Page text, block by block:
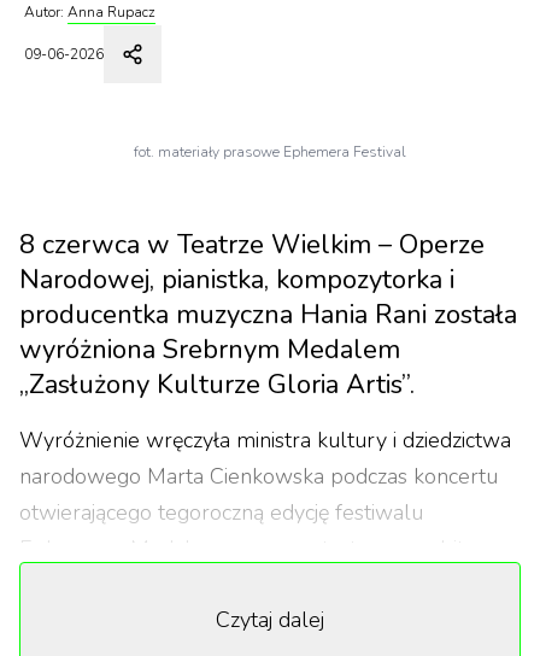
Autor: Anna Rupacz
09-06-2026
fot. materiały prasowe Ephemera Festival
8 czerwca w Teatrze Wielkim – Operze
Narodowej, pianistka, kompozytorka i
producentka muzyczna Hania Rani została
wyróżniona Srebrnym Medalem
„Zasłużony Kulturze Gloria Artis”.
Wyróżnienie wręczyła ministra kultury i dziedzictwa
narodowego Marta Cienkowska podczas koncertu
otwierającego tegoroczną edycję festiwalu
Ephemera. Medal przyznano artystce za wybitne
kultury na arenie międzynarodowej.
Czytaj dalej